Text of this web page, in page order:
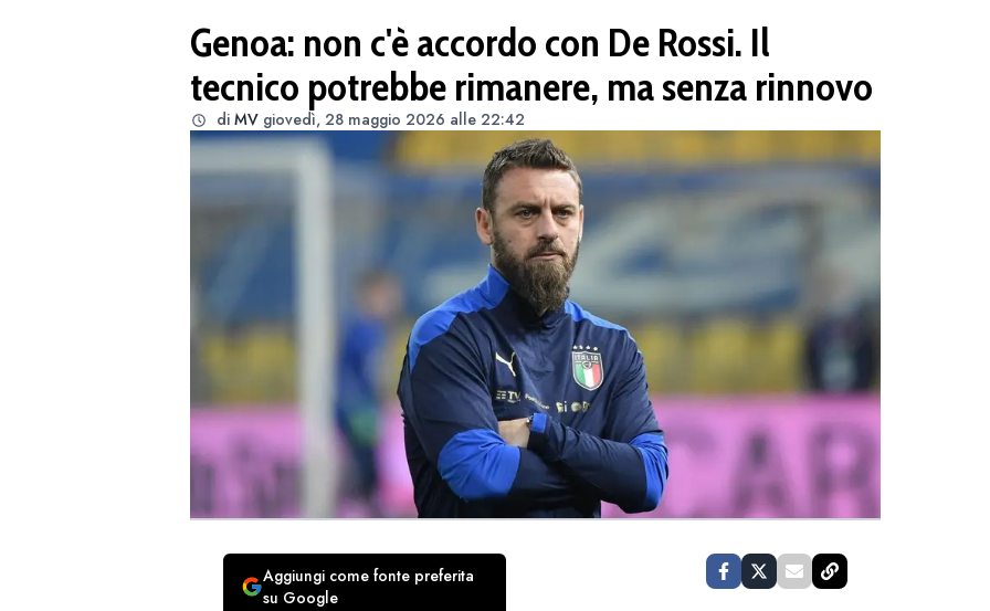
Genoa: non c'è accordo con De Rossi. Il
tecnico potrebbe rimanere, ma senza rinnovo
di MV giovedì, 28 maggio 2026 alle 22:42
Aggiungi come fonte preferita
su Google